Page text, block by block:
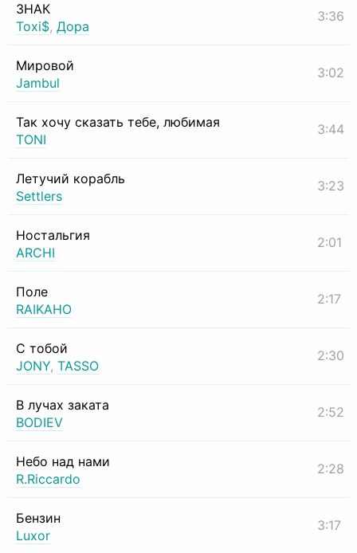
ЗНАК
Toxi$, Дора
3:36
Мировой
Jambul
3:02
Так хочу сказать тебе, любимая
TONI
3:44
Летучий корабль
Settlers
3:23
Ностальгия
ARCHI
2:01
Поле
RAIKAHO
2:17
С тобой
JONY, TASSO
2:30
В лучах заката
BODIEV
2:52
Небо над нами
R.Riccardo
2:28
Бензин
Luxor
3:17